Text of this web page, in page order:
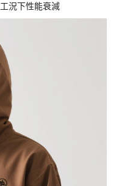
​ 工況下性能衰減